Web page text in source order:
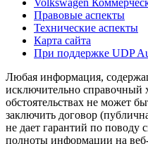
Volkswagen
Правовые аспекты
Технические аспекты
Карта сайта
При поддержке UDP
Любая информация,
исключительно справочный
обстоятельствах не может
заключить договор
не дает гарантий по поводу
полноты информации на